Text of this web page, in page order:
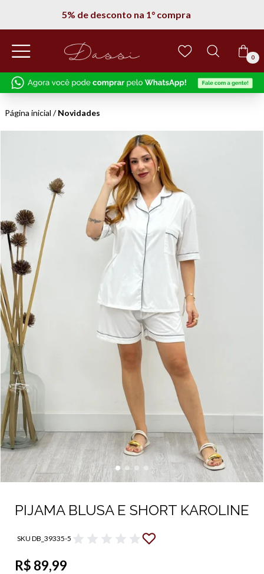
5% de desconto na 1° compra
0
Página inicial /Novidades
PIJAMA BLUSA E SHORT KAROLINE
SKU DB_39335-5
R$ 89,99